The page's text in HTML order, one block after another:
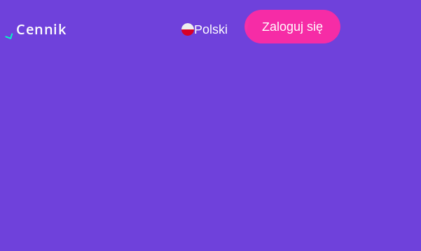
Cennik Polski Zaloguj się